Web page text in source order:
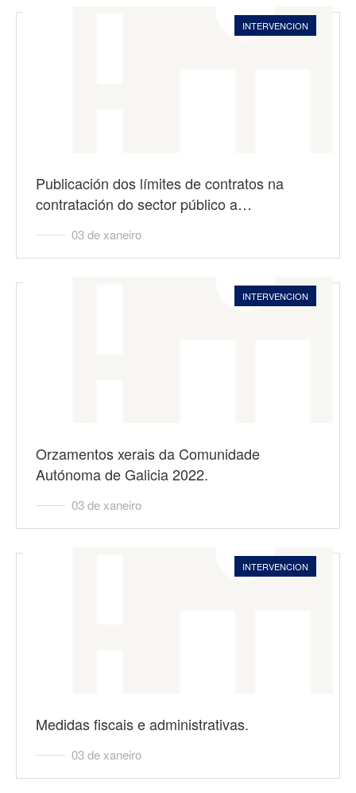
INTERVENCION
Publicación dos límites de contratos na
contratación do sector público a…
03 de xaneiro
INTERVENCION
Orzamentos xerais da Comunidade
Autónoma de Galicia 2022.
03 de xaneiro
INTERVENCION
Medidas fiscais e administrativas.
03 de xaneiro